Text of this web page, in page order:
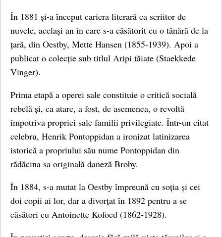
În 1881 și-a început cariera literară ca scriitor de
nuvele, același an în care s-a căsătorit cu o tânără de la
țară, din Oestby, Mette Hansen (1855-1939). Apoi a
publicat o colecție sub titlul Aripi tăiate (Staekkede
Vinger).
Prima etapă a operei sale constituie o critică socială
rebelă și, ca atare, a fost, de asemenea, o revoltă
împotriva propriei sale familii privilegiate. Într-un citat
celebru, Henrik Pontoppidan a ironizat latinizarea
istorică a propriului său nume Pontoppidan din
rădăcina sa originală daneză Broby.
În 1884, s-a mutat la Oestby împreună cu soția și cei
doi copii ai lor, dar a divorțat în 1892 pentru a se
căsători cu Antoinette Kofoed (1862-1928).